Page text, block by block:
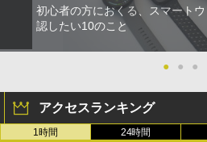
初心者の方におくる、スマート
認したい10のこと
● ● ●
アクセスランキング
1時間 24時間